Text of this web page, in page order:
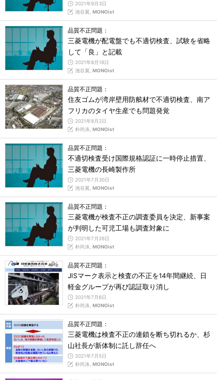
2021年9月3日
池谷翼, MONOist
品質不正問題：
三菱電機が配電盤でも不適切検査、試験を省略
して「良」と記載
2021年8月18日
池谷翼, MONOist
品質不正問題：
住友ゴムが湾岸壁用防舷材で不適切検査、南ア
フリカのタイヤ生産でも問題発覚
2021年8月2日
朴尚洙, MONOist
品質不正問題：
不適切検査受け国際規格認証に一時停止措置、
三菱電機の長崎製作所
2021年7月30日
池谷翼, MONOist
品質不正問題：
三菱電機が検査不正の調査委員を決定、新事案
が判明した可児工場も調査対象に
2021年7月26日
朴尚洙, MONOist
品質不正問題：
JISマーク表示と検査の不正を14年間継続、日
軽金グループが再び認証取り消し
2021年7月6日
朴尚洙, MONOist
品質不正問題：
三菱電機は検査不正の連鎖を断ち切れるか、杉
山社長が新体制に託し辞任へ
2021年7月5日
朴尚洙, MONOist